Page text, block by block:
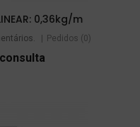
0,36kg/m
Pedidos (0)